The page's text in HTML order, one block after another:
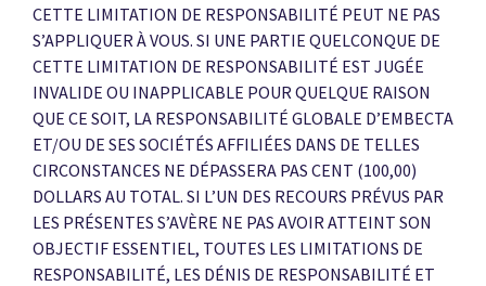
CETTE LIMITATION DE RESPONSABILITÉ PEUT NE PAS
S’APPLIQUER À VOUS. SI UNE PARTIE QUELCONQUE DE
CETTE LIMITATION DE RESPONSABILITÉ EST JUGÉE
INVALIDE OU INAPPLICABLE POUR QUELQUE RAISON
QUE CE SOIT, LA RESPONSABILITÉ GLOBALE D’EMBECTA
ET/OU DE SES SOCIÉTÉS AFFILIÉES DANS DE TELLES
CIRCONSTANCES NE DÉPASSERA PAS CENT (100,00)
DOLLARS AU TOTAL. SI L’UN DES RECOURS PRÉVUS PAR
LES PRÉSENTES S’AVÈRE NE PAS AVOIR ATTEINT SON
OBJECTIF ESSENTIEL, TOUTES LES LIMITATIONS DE
RESPONSABILITÉ, LES DÉNIS DE RESPONSABILITÉ ET